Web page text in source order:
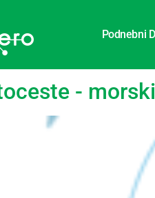
Podnebni
-